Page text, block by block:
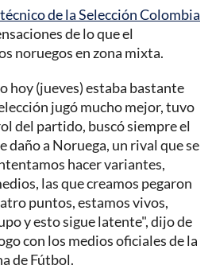
de la Selección Colombia
de lo que el
noruegos en zona mixta.
hoy (jueves) estaba bastante
jugó mucho mejor, tuvo
del partido, buscó siempre el
daño a Noruega, un rival que se
hacer variantes,
las que creamos pegaron
puntos, estamos vivos,
y esto sigue latente", dijo de
con los medios oficiales de la
de Fútbol.